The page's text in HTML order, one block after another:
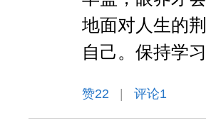
地面对人生的
自己。保持学
赞22 评论1